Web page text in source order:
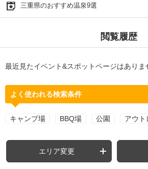
三重県のおすすめ温泉9選
閲覧履歴
最近見たイベント&スポットページはありま
よく使われる検索条件
キャンプ場 BBQ場 公園 アウト
エリア変更